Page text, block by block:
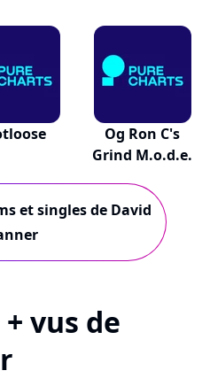
Og Ron C's
Grind M.o.d.e.
et singles de David
vus de